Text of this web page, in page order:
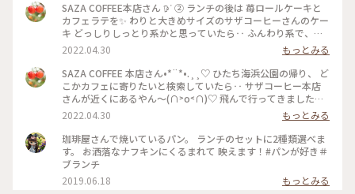
SAZA COFFEE本店さん 𖠚ᐝ ② ランチの後は 苺ロールケーキと
カフェラテを✨ わりと大きめサイズのサザコーヒーさんのケー
キ どっしりしっとり系かと思っていたら‥ ふんわり系で、大
好きなお味でした♡ もう一つ食べられそう（笑） 珈琲専門店
だけあって、 ラテも他ではない本格的な美味しさでした。 お
腹も心も満たされて 帰る前にお化粧室へ。。(〃∇〃) ひゃ〰️‼︎
ここはどこ〜？笑笑 ヤツに気づかれない様に‥そっとそっと
行きました。 #サザコーヒー本店 #サザコーヒー #カフェ #ヒ
カフェ部 #苺スイーツ #ロールケーキ #映り込み部
2022.04.30
もっとみる
SAZA COFFEE 本店さん•*¨*•.¸¸♡ ひたち海浜公園の帰り、 ど
こかカフェに寄りたいと検索していたら‥ サザコーヒー本店
さんが近くにあるやん〜(∩˃o˂∩)♡ 飛んで行ってきました🚗
💨笑 ユーザーさん方の投稿でもお馴染みのサザコーヒー本店
さん✨ しかも‥タイミング良くテラス席✨ しかも‥一番はじっ
この一人でものんびりできる 最高の席に座ることが出来まし
た♡ ポークシチューセットを‥🍴 パンはクロワッサンとバケ
ットをチョイス🥐 シチューもとろとろで美味しかったのです
が、 パンがサクッサクッで本当美味しい〰️✨✨ 小鳥の囀りを聞
きながら‥ 日が差し込む木々とお話ししながら🌿 ゆったりと
2022.04.30
もっとみる
珈琲屋さんで焼いているパン。 ランチのセットに2種類選べま
す。 お洒落なナフキンにくるまれて 映えます！#パンが好き＃
ブランチ
2019.06.18
もっとみる